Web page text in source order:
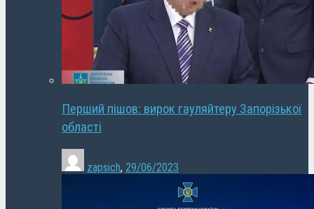
Перший пішов: вирок гауляйтеру Запорізької
області
zapsich, 29/06/2023